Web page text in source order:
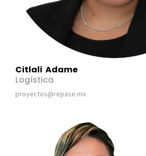
Citlali Adame
Logística
proyectos@repase.mx